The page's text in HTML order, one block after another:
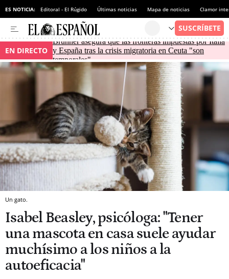
ES NOTICIA: Editoral - El Rúgido Últimas noticias Mapa de noticias Clamor
EN DIRECTO
Brunner asegura que las fronteras impuestas por Italia
y España tras la crisis migratoria en Ceuta "son
temporales"
Un gato.
Isabel Beasley, psicóloga: "Tener
una mascota en casa suele ayudar
muchísimo a los niños a la
autoeficacia"